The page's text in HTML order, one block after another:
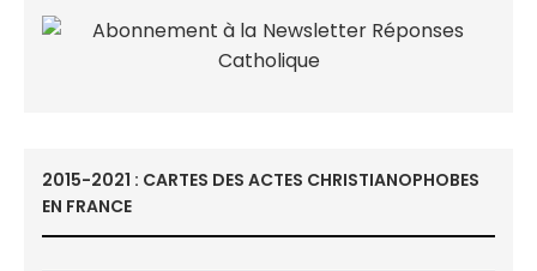
2015-2021 : CARTES DES ACTES CHRISTIANOPHOBES
EN FRANCE